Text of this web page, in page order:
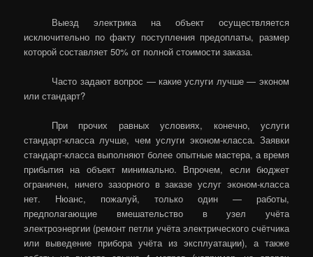
Выезд электрика на объект осуществляется
исключительно по факту поступления предоплаты, размер
которой составляет 50% от полной стоимости заказа.
Часто задают вопрос — какие услуги лучше — эконом
или стандарт?
При прочих равных условиях, конечно, услуги
стандарт-класса лучше, чем услуги эконом-класса. Заявки
стандарт-класса выполняют более опытные мастера, а время
прибытия на объект минимально. Впрочем, если бюджет
ограничен, ничего зазорного в заказе услуг эконом-класса
нет. Нюанс, пожалуй, только один — работы,
предполагающие вмешательство в узел учёта
электроэнергии (ремонт петли учёта электрического счётчика
или выведение прибора учёта из эксплуатации), а также